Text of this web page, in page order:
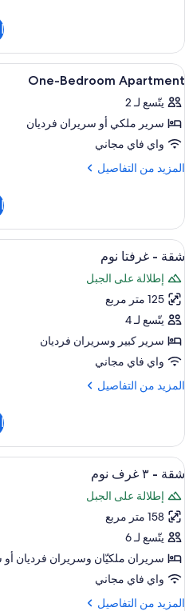
Three
Bedroom
Apartment
استعراض
جميع
صور
One-
Bedroom
Apartment
8
One-Bedroom Apartment
يتّسع لـ 2
سرير ملكي‫‬ أو سريران فرديان
واي فاي مجاني
المزيد من التفاصيل
المزيد
One-
Bedroom
Apartment
استعراض
جميع
صور
شقة
-
غرفتا
نوم
15
شقة - غرفتا نوم
إطلالة على الجبل
125 متر مربع
يتّسع لـ 4
سرير كبير‫‬ وسريران فرديان
واي فاي مجاني
المزيد من التفاصيل
المزيد
شقة
غرفتا
استعراض
جميع
صور
شقة
-
٣
غرف
نوم
17
شقة - ٣ غرف نوم
إطلالة على الجبل
158 متر مربع
يتّسع لـ 6
سريران ملكيّان‫‬ وسريران فرديان‫‬ أو سرير
واي فاي مجاني
المزيد من التفاصيل
المزيد